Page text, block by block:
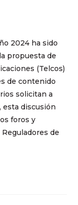
2024 ha sido
propuesta de
(Telcos)
de contenido
solicitan a
esta discusión
foros y
de